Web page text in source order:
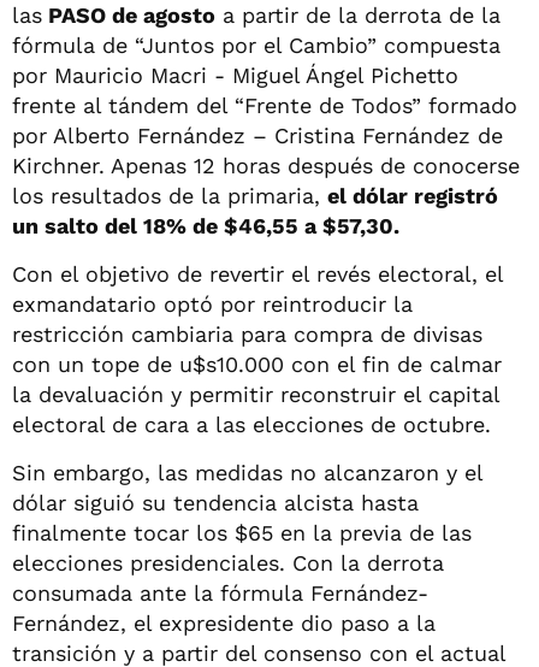
las PASO de agosto a partir de la derrota de la
fórmula de “Juntos por el Cambio” compuesta
por Mauricio Macri - Miguel Ángel Pichetto
frente al tándem del “Frente de Todos” formado
por Alberto Fernández – Cristina Fernández de
Kirchner. Apenas 12 horas después de conocerse
los resultados de la primaria, el dólar registró
un salto del 18% de $46,55 a $57,30.
Con el objetivo de revertir el revés electoral, el
exmandatario optó por reintroducir la
restricción cambiaria para compra de divisas
con un tope de u$s10.000 con el fin de calmar
la devaluación y permitir reconstruir el capital
electoral de cara a las elecciones de octubre.
Sin embargo, las medidas no alcanzaron y el
dólar siguió su tendencia alcista hasta
finalmente tocar los $65 en la previa de las
elecciones presidenciales. Con la derrota
consumada ante la fórmula Fernández-
Fernández, el expresidente dio paso a la
transición y a partir del consenso con el actual